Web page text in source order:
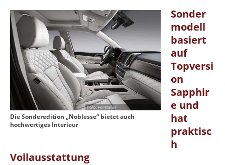
Die Sonderedition „Noblesse“ bietet auch
hochwertiges Interieur
Sonder
modell
basiert
auf
Topversi
on
Sapphir
e und
hat
praktisc
h
Vollausstattung